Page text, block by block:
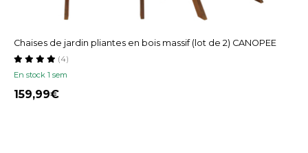
Chaises de jardin pliantes en bois massif (lot de 2) CANOPEE
En stock 1 sem
(4)
159,99